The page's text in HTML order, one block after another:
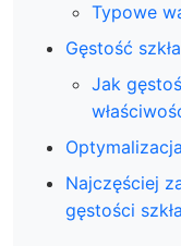
Typowe
Gęstość
Jak
Najczęściej
gęstości